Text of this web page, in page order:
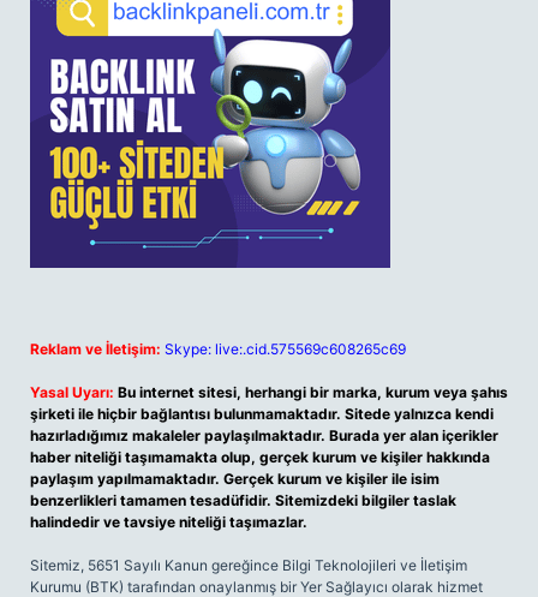
Reklam ve İletişim: Skype: live:.cid.575569c608265c69
Yasal Uyarı: Bu internet sitesi, herhangi bir marka, kurum veya şahıs
şirketi ile hiçbir bağlantısı bulunmamaktadır. Sitede yalnızca kendi
hazırladığımız makaleler paylaşılmaktadır. Burada yer alan içerikler
haber niteliği taşımamakta olup, gerçek kurum ve kişiler hakkında
paylaşım yapılmamaktadır. Gerçek kurum ve kişiler ile isim
benzerlikleri tamamen tesadüfidir. Sitemizdeki bilgiler taslak
halindedir ve tavsiye niteliği taşımazlar.
Sitemiz, 5651 Sayılı Kanun gereğince Bilgi Teknolojileri ve İletişim
Kurumu (BTK) tarafından onaylanmış bir Yer Sağlayıcı olarak hizmet